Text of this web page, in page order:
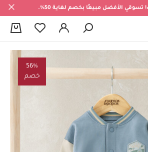
تسوقي الأفضل مبيعًا بخصم لغاية 50%.
56%
خصم